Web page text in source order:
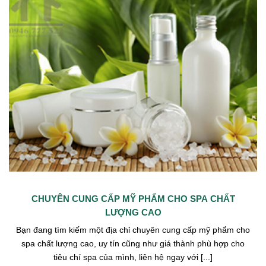
CHUYÊN CUNG CẤP MỸ PHẨM CHO SPA CHẤT
LƯỢNG CAO
Bạn đang tìm kiếm một địa chỉ chuyên cung cấp mỹ phẩm cho
spa chất lượng cao, uy tín cũng như giá thành phù hợp cho
tiêu chí spa của mình, liên hệ ngay với [...]